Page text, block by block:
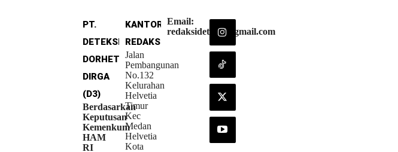
PT.
DETEKSI
DORHETA
DIRGA
(D3)
Berdasarkan
Keputusan
Kemenkum
HAM
RI
KANTOR
REDAKSI
Jalan
Pembangunan
No.132
Kelurahan
Helvetia
Timur
Kec
Medan
Helvetia
Kota
Email:
redaksideteksi@gmail.com